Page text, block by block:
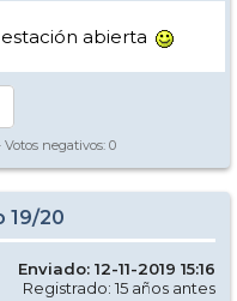
abierta
Votos negativos: 0
19/20
Enviado: 12-11-2019 15:16
Registrado: 15 años antes